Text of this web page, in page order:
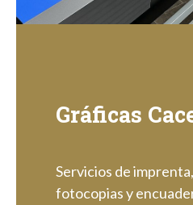
Gráficas
Servicios de
fotocopias y